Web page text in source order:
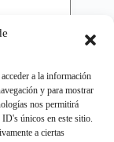
a la información
y para mostrar
nos permitirá
únicos en este sitio.
a ciertas